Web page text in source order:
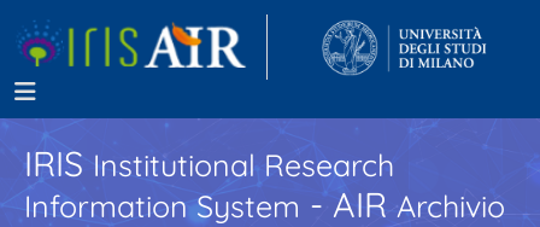
IRISInstitutional Research
Information System - AIR Archivio